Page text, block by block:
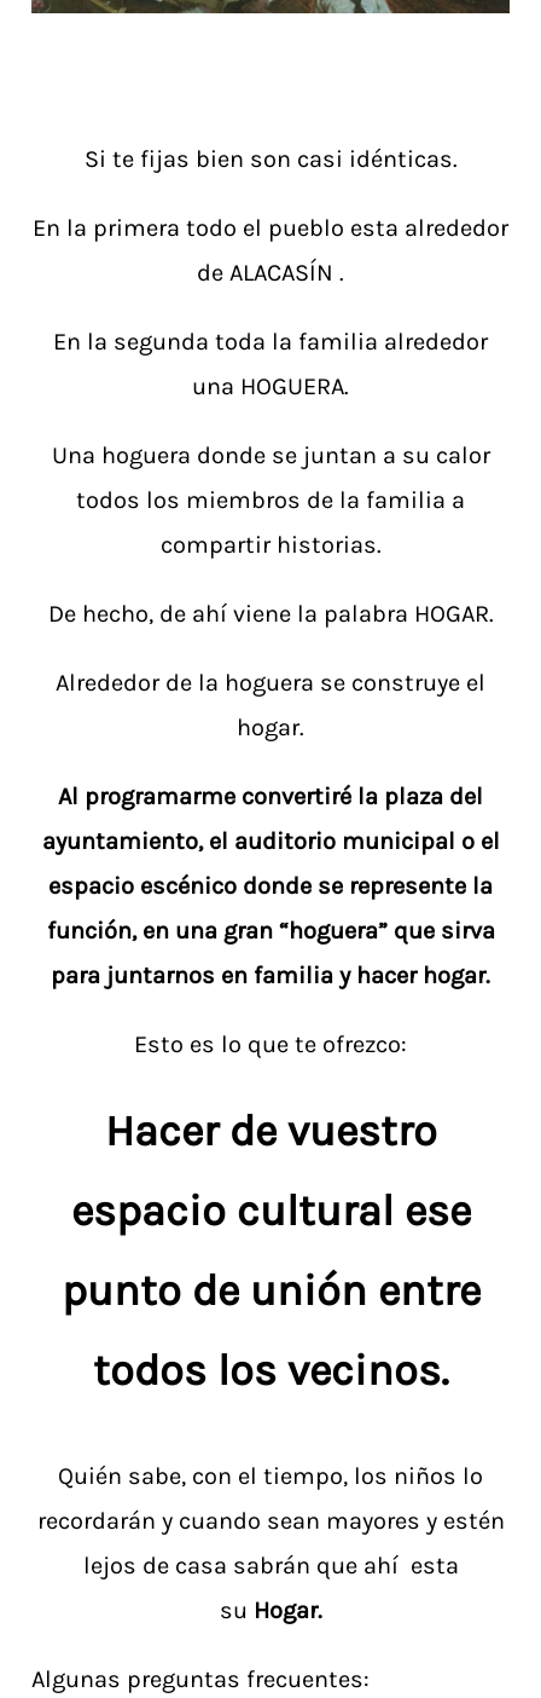
Si te fijas bien son casi idénticas.
En la primera todo el pueblo esta alrededor
de ALACASÍN .
En la segunda toda la familia alrededor
una HOGUERA.
Una hoguera donde se juntan a su calor
todos los miembros de la familia a
compartir historias.
De hecho, de ahí viene la palabra HOGAR.
Alrededor de la hoguera se construye el
hogar.
Al programarme convertiré la plaza del
ayuntamiento, el auditorio municipal o el
espacio escénico donde se represente la
función, en una gran “hoguera” que sirva
para juntarnos en familia y hacer hogar.
Esto es lo que te ofrezco:
Hacer de vuestro
espacio cultural ese
punto de unión entre
todos los vecinos.
Quién sabe, con el tiempo, los niños lo
recordarán y cuando sean mayores y estén
lejos de casa sabrán que ahí esta
su Hogar.
Algunas preguntas frecuentes: